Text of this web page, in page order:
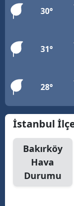
30°
31°
28°
İstanbul
Bakırköy
Hava
Durumu